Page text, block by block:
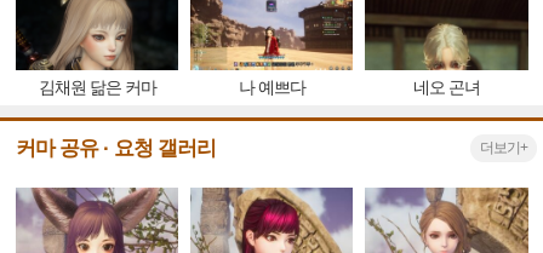
김채원 닮은 커마 나 예쁘다 네오 곤녀
커마 공유 · 요청 갤러리 더보기+